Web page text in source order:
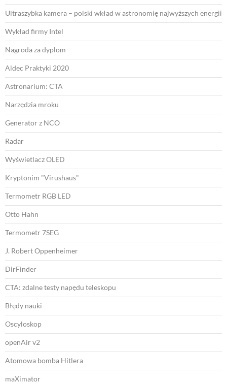
Ultraszybka kamera – polski wkład w astronomię najwyższych energii
Wykład firmy Intel
Nagroda za dyplom
Aldec Praktyki 2020
Astronarium: CTA
Narzędzia mroku
Generator z NCO
Radar
Wyświetlacz OLED
Kryptonim "Virushaus"
Termometr RGB LED
Otto Hahn
Termometr 7SEG
J. Robert Oppenheimer
DirFinder
CTA: zdalne testy napędu teleskopu
Błędy nauki
Oscyloskop
openAir v2
Atomowa bomba Hitlera
maXimator